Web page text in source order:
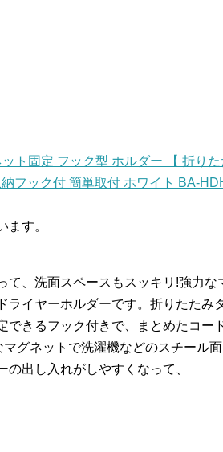
ト固定 フック型 ホルダー 【 折り
フック付 簡単取付 ホワイト BA-
ます。
て、洗面スペースもスッキリ!強力
ライヤーホルダーです。折りたたみ
できるフック付きで、まとめたコー
グネットで洗濯機などのスチール
の出し入れがしやすくなって、